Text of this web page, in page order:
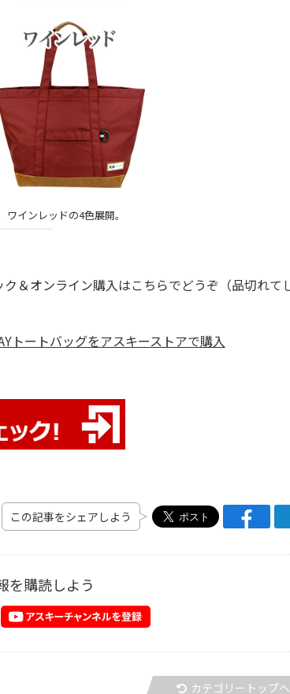
インレッドの4色展開。
＆オンライン購入はこちらでどうぞ（品切れて
トートバッグをアスキーストアで購入
この記事をシェアしよう
を購読しよう
カテゴリートップへ